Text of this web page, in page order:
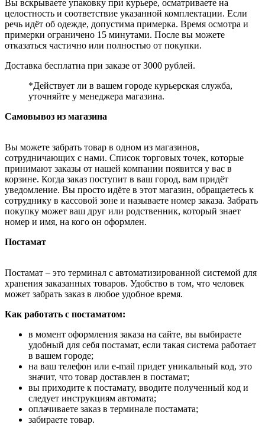
Вы вскрываете упаковку при курьере, осматриваете на
целостность и соответствие указанной комплектации. Если
речь идёт об одежде, допустима примерка. Время осмотра и
примерки ограничено 15 минутами. После вы можете
отказаться частично или полностью от покупки.
Доставка бесплатна при заказе от 3000 рублей.
*Действует ли в вашем городе курьерская служба,
уточняйте у менеджера магазина.
Самовывоз из магазина
Вы можете забрать товар в одном из магазинов,
сотрудничающих с нами. Список торговых точек, которые
принимают заказы от нашей компании появится у вас в
корзине. Когда заказ поступит в ваш город, вам придёт
уведомление. Вы просто идёте в этот магазин, обращаетесь к
сотруднику в кассовой зоне и называете номер заказа. Забрать
покупку может ваш друг или родственник, который знает
номер и имя, на кого он оформлен.
Постамат
Постамат – это терминал с автоматизированной системой для
хранения заказанных товаров. Удобство в том, что человек
может забрать заказ в любое удобное время.
Как работать с постаматом:
в момент оформления заказа на сайте, вы выбираете
удобный для себя постамат, если такая система работает
в вашем городе;
на ваш телефон или e-mail придет уникальный код, это
значит, что товар доставлен в постамат;
вы приходите к постамату, вводите полученный код и
следует инструкциям автомата;
оплачиваете заказ в терминале постамата;
забираете товар.